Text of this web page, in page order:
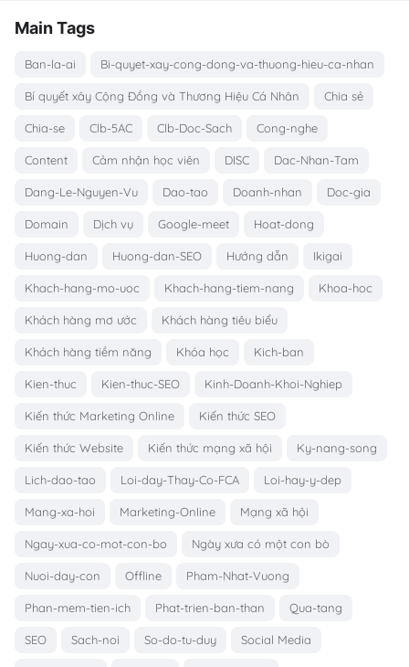
Main Tags
Ban-la-ai Bi-quyet-xay-cong-dong-va-thuong-hieu-ca-nhan
Bí quyết xây Cộng Đồng và Thương Hiệu Cá Nhân Chia sẻ
Chia-se Clb-5AC Clb-Doc-Sach Cong-nghe
Content Cảm nhận học viên DISC Dac-Nhan-Tam
Dang-Le-Nguyen-Vu Dao-tao Doanh-nhan Doc-gia
Domain Dịch vụ Google-meet Hoat-dong
Huong-dan Huong-dan-SEO Hướng dẫn Ikigai
Khach-hang-mo-uoc Khach-hang-tiem-nang Khoa-hoc
Khách hàng mơ ước Khách hàng tiêu biểu
Khách hàng tiềm năng Khóa học Kich-ban
Kien-thuc Kien-thuc-SEO Kinh-Doanh-Khoi-Nghiep
Kiến thức Marketing Online Kiến thức SEO
Kiến thức Website Kiến thức mạng xã hội Ky-nang-song
Lich-dao-tao Loi-day-Thay-Co-FCA Loi-hay-y-dep
Mang-xa-hoi Marketing-Online Mạng xã hội
Ngay-xua-co-mot-con-bo Ngày xưa có một con bò
Nuoi-day-con Offline Pham-Nhat-Vuong
Phan-mem-tien-ich Phat-trien-ban-than Qua-tang
SEO Sach-noi So-do-tu-duy Social Media